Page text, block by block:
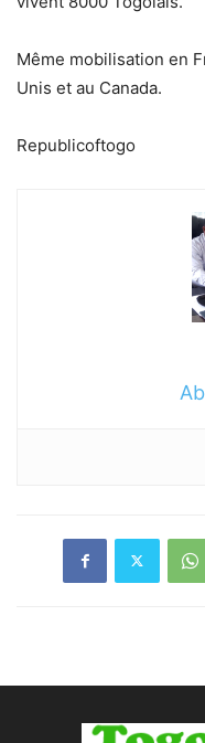
Même mobilisation en
Unis et au Canada.
Republicoftogo